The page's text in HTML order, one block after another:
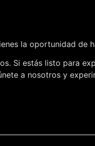
la oportunidad de
Si estás listo para
a nosotros y